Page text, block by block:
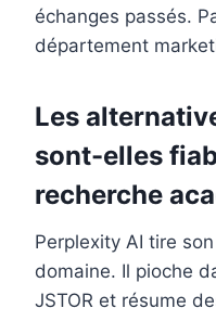
échanges passés.
département
Les
sont-elles
recherche
Perplexity AI tire
domaine. Il pioche
JSTOR et résume